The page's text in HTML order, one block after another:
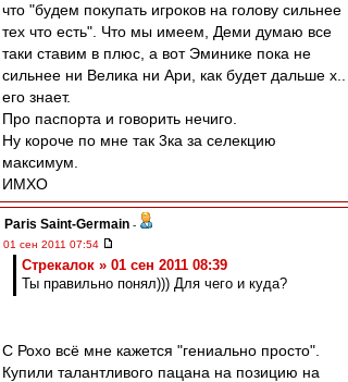
что "будем покупать игроков на голову сильнее
тех что есть". Что мы имеем, Деми думаю все
таки ставим в плюс, а вот Эминике пока не
сильнее ни Велика ни Ари, как будет дальше х..
его знает.
Про паспорта и говорить нечиго.
Ну короче по мне так 3ка за селекцию
максимум.
ИМХО
Paris Saint-Germain -
01 сен 2011 07:54
Стрекалок » 01 сен 2011 08:39
Ты правильно понял))) Для чего и куда?
С Рохо всё мне кажется "гениально просто".
Купили талантливого пацана на позицию на